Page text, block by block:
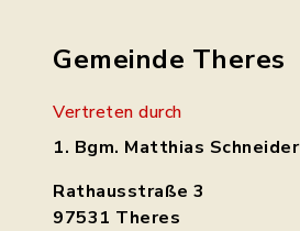
Gemeinde Theres
Vertreten durch
1. Bgm. Matthias Schneider
Rathausstraße 3
97531 Theres